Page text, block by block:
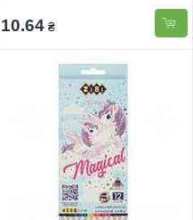
10.64 ₴